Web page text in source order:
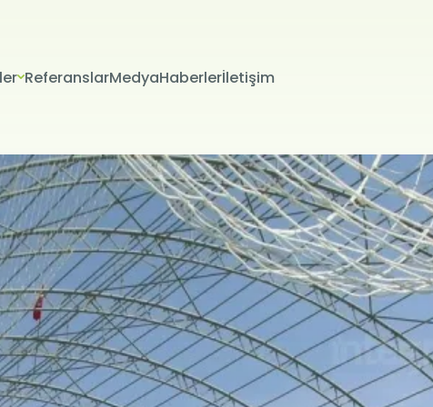
ReferanslarMedyaHaberlerİletişim
işletilen (www.alanadi.com) internet sitesini ziyaret
Kurumumuzun önde gelen ilkelerindendir. Bu Çerez
(“Politika”), tüm web sitesi ziyaretçilerimize ve kullanıcılarımıza hangi
kullanıldığını açıklamaktadır.
ya da mobil cihazınız üzerinden ziyaret ettiğiniz internet siteleri
veya ağ sunucusuna depolanan küçük metin dosyalarıdır.
internet sitesini kullanmanız sırasında size kişiselleştirilmiş bir
hizmetleri geliştirmek ve deneyiminizi iyileştirmek için
sitesinde gezinirken kullanım kolaylığına katkıda bulunabilir. Çerez
etmezseniz tarayıcınızın ayarlarından Çerezleri silebilir ya da
bunun internet sitemizi kullanımınızı etkileyebileceğini
Çerez ayarlarınızı değiştirmediğiniz sürece bu sitede
ettiğinizi varsayacağız.